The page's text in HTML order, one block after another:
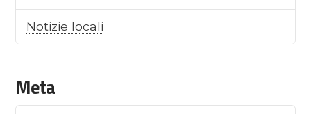
Notizie locali
Meta